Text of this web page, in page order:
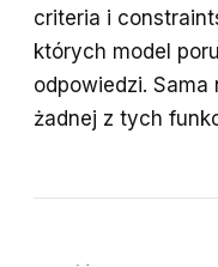
criteria i
których model
odpowiedzi. Sama
żadnej z tych